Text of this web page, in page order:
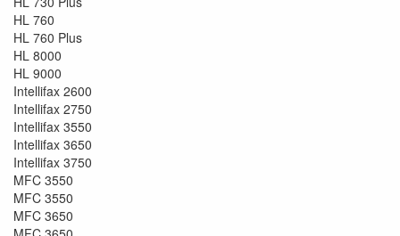
HL 760
HL 760 Plus
HL 8000
HL 9000
Intellifax 2600
Intellifax 2750
Intellifax 3550
Intellifax 3650
Intellifax 3750
MFC 3550
MFC 3550
MFC 3650